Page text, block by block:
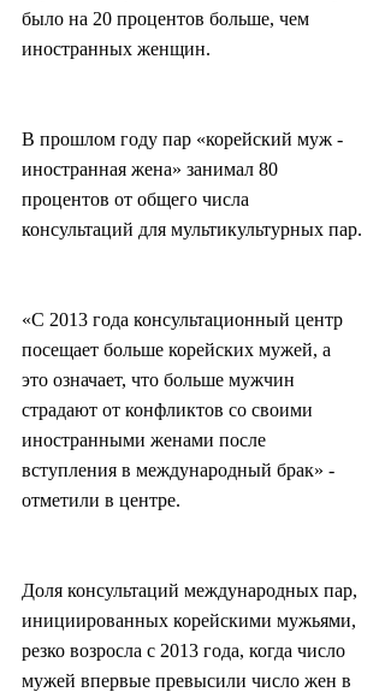
было на 20 процентов больше, чем
иностранных женщин.
В прошлом году пар «корейский муж -
иностранная жена» занимал 80
процентов от общего числа
консультаций для мультикультурных пар.
«С 2013 года консультационный центр
посещает больше корейских мужей, а
это означает, что больше мужчин
страдают от конфликтов со своими
иностранными женами после
вступления в международный брак» -
отметили в центре.
Доля консультаций международных пар,
инициированных корейскими мужьями,
резко возросла с 2013 года, когда число
мужей впервые превысили число жен в